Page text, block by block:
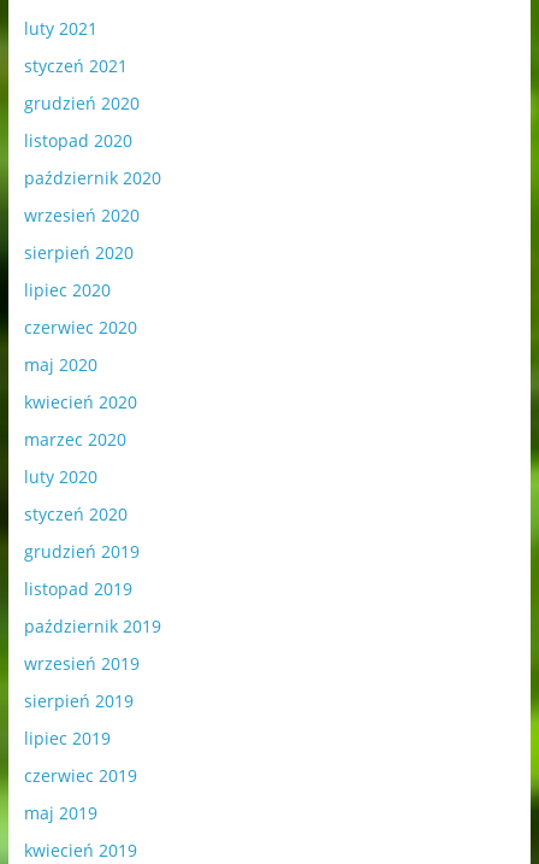
luty 2021
styczeń 2021
grudzień 2020
listopad 2020
październik 2020
wrzesień 2020
sierpień 2020
lipiec 2020
czerwiec 2020
maj 2020
kwiecień 2020
marzec 2020
luty 2020
styczeń 2020
grudzień 2019
listopad 2019
październik 2019
wrzesień 2019
sierpień 2019
lipiec 2019
czerwiec 2019
maj 2019
kwiecień 2019